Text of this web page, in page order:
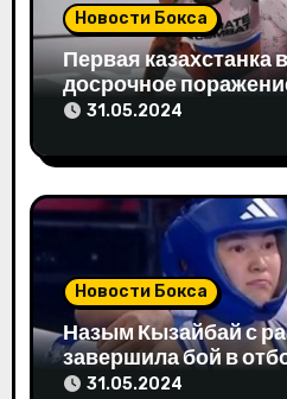
з
а
п
и
с
м
Новости Бокса
Первая казахстанка
досрочное
свое мнение
31.05.2024
Новости Бокса
Назым Кызайбай с
завершила бой в
Олимпиаду-2024
31.05.2024